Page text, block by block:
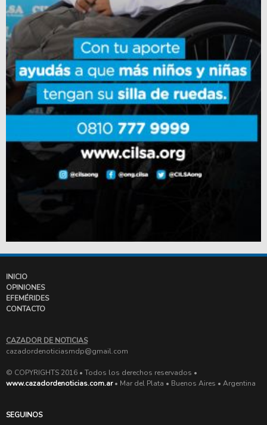
INICIO
OPINIONES
EFEMÉRIDES
CONTACTO
CAZADOR DE NOTICIAS
cazadordenoticiasmdp@gmail.com
© COPYRIGHTS 2016 • Todos los derechos reservados •
www.cazadordenoticias.com.ar• Mar del Plata • Buenos Aires • Argentina
SEGUINOS